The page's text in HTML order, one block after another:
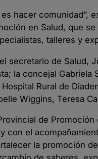
hacer
en Salud, que
talleres y
secretario de Salud,
la concejal
Rural de
Wiggins, Teresa
de
con el
la promoción